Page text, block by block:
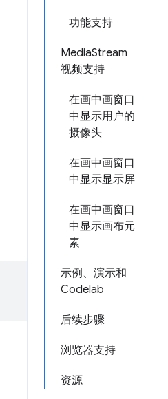
功能支持
MediaStream
视频支持
在画中画窗口
中显示用户的
摄像头
在画中画窗口
中显示显示屏
在画中画窗口
中显示画布元
素
示例、演示和
Codelab
后续步骤
浏览器支持
资源